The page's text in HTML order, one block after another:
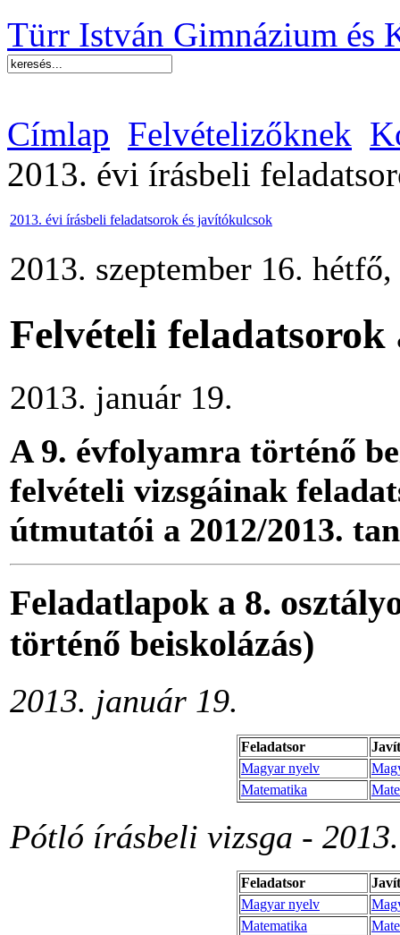
Türr István Gimnázium és
Címlap Felvételizőknek
2013. évi írásbeli
2013. évi írásbeli feladatsorok és javítókulcsok
2013. szeptember 16.
Felvételi feladatsorok
2013. január 19.
A 9. évfolyamra történő
felvételi vizsgáinak
útmutatói a 2012/2013.
Feladatlapok a 8.
történő beiskolázás)
2013. január 19.
Feladatsor
Magyar nyelv
Matematika
Pótló írásbeli vizsga -
Feladatsor
Magyar nyelv
Matematika